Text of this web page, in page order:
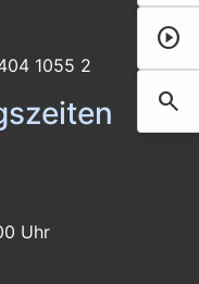
Film
play_circle
search
1055 2
Uhr